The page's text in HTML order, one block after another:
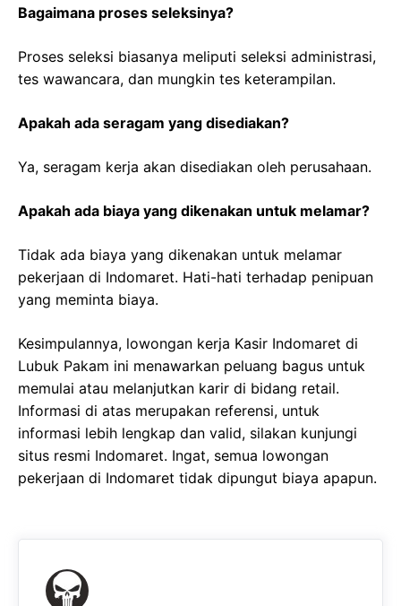
Bagaimana proses seleksinya?
Proses seleksi biasanya meliputi seleksi administrasi,
tes wawancara, dan mungkin tes keterampilan.
Apakah ada seragam yang disediakan?
Ya, seragam kerja akan disediakan oleh perusahaan.
Apakah ada biaya yang dikenakan untuk melamar?
Tidak ada biaya yang dikenakan untuk melamar
pekerjaan di Indomaret. Hati-hati terhadap penipuan
yang meminta biaya.
Kesimpulannya, lowongan kerja Kasir Indomaret di
Lubuk Pakam ini menawarkan peluang bagus untuk
memulai atau melanjutkan karir di bidang retail.
Informasi di atas merupakan referensi, untuk
informasi lebih lengkap dan valid, silakan kunjungi
situs resmi Indomaret. Ingat, semua lowongan
pekerjaan di Indomaret tidak dipungut biaya apapun.